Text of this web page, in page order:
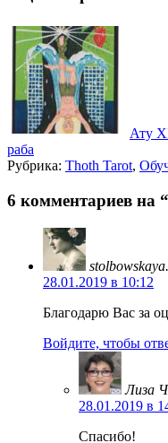
Ату
раба
Рубрика: Thoth Tarot,
6 комментариев
28.01.2019 в 10:12
Благодарю Вас за
Войдите, чтобы
Лиза
28.01.2019 в
Спасибо!